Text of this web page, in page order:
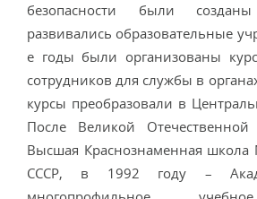
безопасности были
развивались образовательные
е годы были организованы
сотрудников для службы в
курсы преобразовали в
После Великой
Высшая Краснознаменная школа
СССР, в 1992 году –